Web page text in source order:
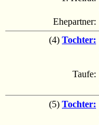
Ehepartner:
(4) Tochter:
Taufe:
(5) Tochter: